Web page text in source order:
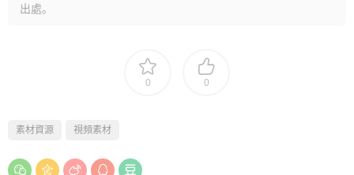
出處。
0 0
素材資源 視頻素材